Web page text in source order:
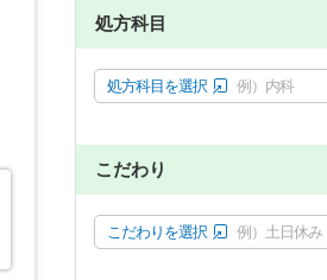
処方科目
処方科目を選択 例）内科
こだわり
こだわりを選択 例）土日休み